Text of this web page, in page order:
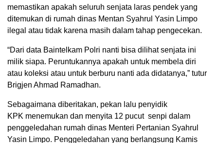
memastikan apakah seluruh senjata laras pendek yang
ditemukan di rumah dinas Mentan Syahrul Yasin Limpo
ilegal atau tidak karena masih dalam tahap pengecekan.
“Dari data Baintelkam Polri nanti bisa dilihat senjata ini
milik siapa. Peruntukannya apakah untuk membela diri
atau koleksi atau untuk berburu nanti ada didatanya,” tutur
Brigjen Ahmad Ramadhan.
Sebagaimana diberitakan, pekan lalu penyidik
KPK menemukan dan menyita 12 pucut senpi dalam
penggeledahan rumah dinas Menteri Pertanian Syahrul
Yasin Limpo. Penggeledahan yang berlangsung Kamis